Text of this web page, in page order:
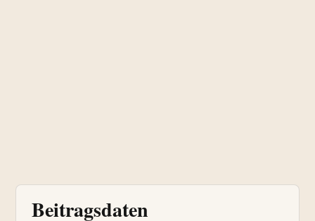
Beitragsdaten